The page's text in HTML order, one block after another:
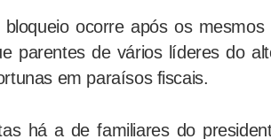
ocorre após os
parentes de vários líderes do
em paraísos fiscais.
há a de familiares do